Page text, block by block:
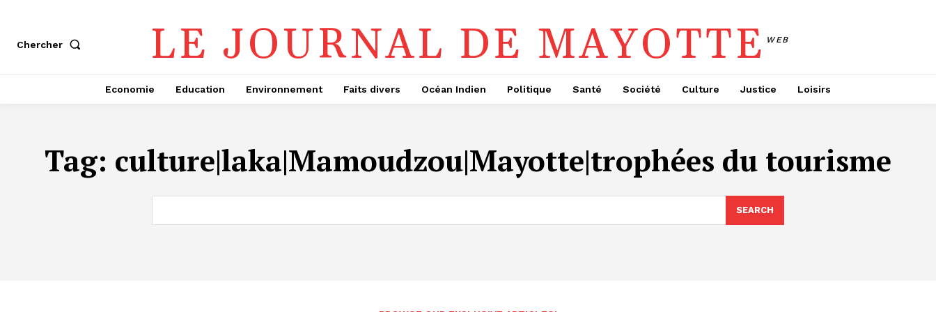
Chercher LE JOURNAL DE MAYOTTE WEB
Economie Education Environnement Faits divers Océan Indien Politique Santé Société Culture Justice Loisirs
Tag: culture|laka|Mamoudzou|Mayotte|trophées du tourisme
SEARCH